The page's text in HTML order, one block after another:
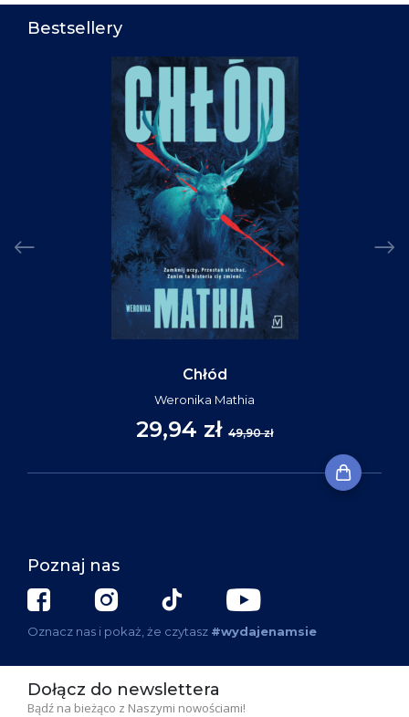
Bestsellery
Chłód
Weronika Mathia
29,94 zł 49,90 zł
Poznaj nas
Oznacz nas i pokaż, że czytasz #wydajenamsie
Dołącz do newslettera
Bądź na bieżąco z Naszymi nowościami!